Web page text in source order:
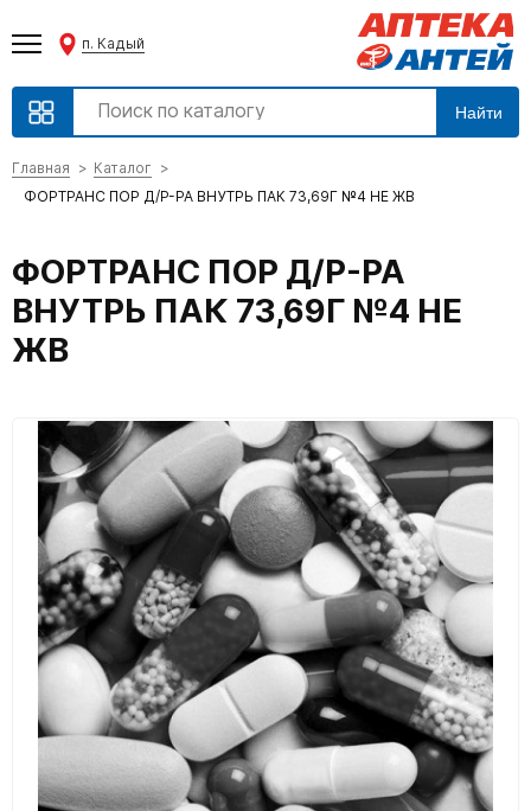
п. Кадый
Найти
Главная
Каталог
ФОРТРАНС ПОР Д/Р-РА ВНУТРЬ ПАК 73,69Г №4 НЕ ЖВ
ФОРТРАНС ПОР Д/Р-РА
ВНУТРЬ ПАК 73,69Г №4 НЕ
ЖВ